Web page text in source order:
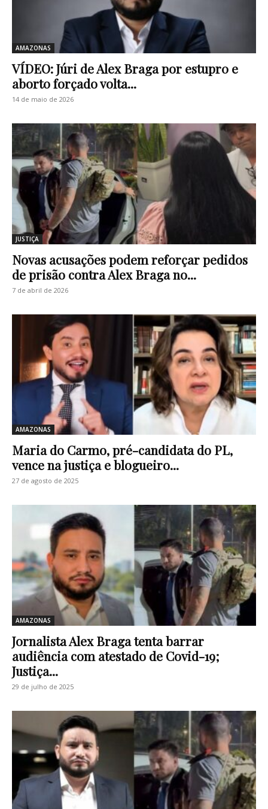
AMAZONAS
VÍDEO: Júri de Alex Braga por estupr0 e
abort0 forçado volta...
14 de maio de 2026
JUSTIÇA
Novas acusações podem reforçar pedidos
de prisão contra Alex Braga no...
7 de abril de 2026
AMAZONAS
Maria do Carmo, pré-candidata do PL,
vence na justiça e blogueiro...
27 de agosto de 2025
AMAZONAS
Jornalista Alex Braga tenta barrar
audiência com atestado de Covid-19;
Justiça...
29 de julho de 2025